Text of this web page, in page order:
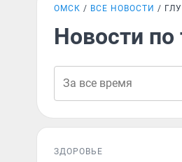
ОМСК ВСЕ НОВОСТИ
Новости по
ЗДОРОВЬЕ